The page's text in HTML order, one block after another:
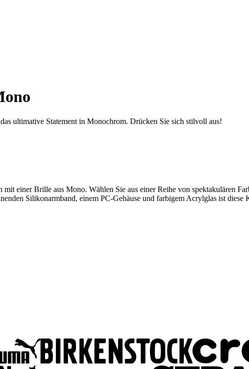
ultimative Statement in Monochrom. Drücken Sie sich stilvoll aus!
einer Brille aus Mono. Wählen Sie aus einer Reihe von spektakulären
Silikonarmband, einem PC-Gehäuse und farbigem Acrylglas ist